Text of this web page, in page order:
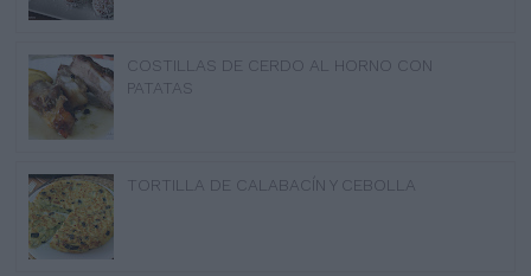
COSTILLAS DE CERDO AL HORNO CON
PATATAS
TORTILLA DE CALABACÍN Y CEBOLLA